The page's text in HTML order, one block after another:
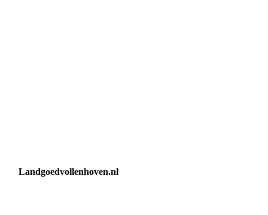
Landgoedvollenhoven.nl